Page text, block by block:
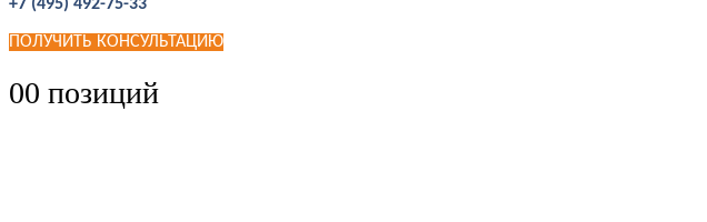
+7 (495) 492-75-33
ПОЛУЧИТЬ КОНСУЛЬТАЦИЮ
00 позиций